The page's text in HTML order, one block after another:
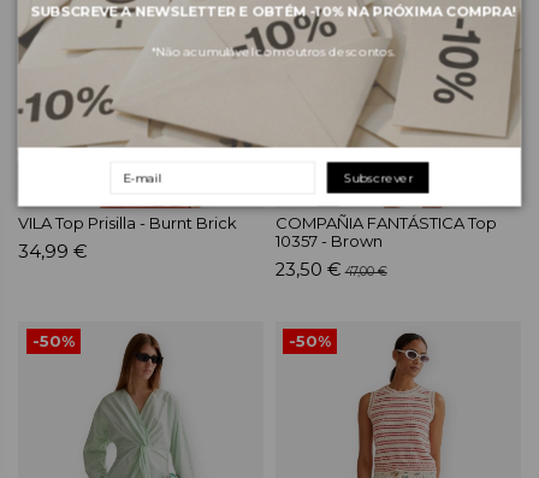
VILA Top Prisilla - Burnt Brick
34,99 €
COMPAÑIA FANTÁSTICA Top
10357 - Brown
23,50 € 47,00 €
-50% -50%
SUBSCREVE A NEWSLETTER E OBTÉM -10%NA PRÓXIMA COMPRA!
*Não acumulável com outros descontos.
Subscrever